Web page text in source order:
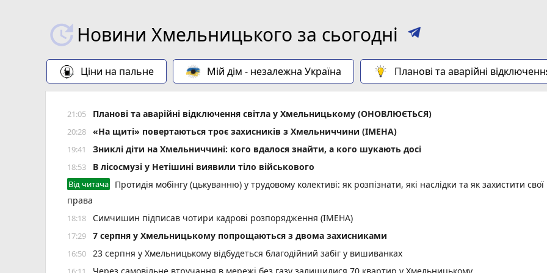
Новини Хмельницького за сьогодні
Ціни на пальне Мій дім - незалежна Україна Планові та аварійні
21:05 Планові та аварійні відключення світла у Хмельницькому (ОНОВЛЮЄТЬСЯ)
20:28 «На щиті» повертаються троє захисників з Хмельниччини (ІМЕНА)
19:41 Зниклі діти на Хмельниччині: кого вдалося знайти, а кого шукають досі
18:53 В лісосмузі у Нетішині виявили тіло військового
Від читача
Протидія мобінгу (цькуванню) у трудовому колективі: як розпізнати, які наслідки та як захистити свої
права
18:18 Симчишин підписав чотири кадрові розпорядження (ІМЕНА)
17:29 7 серпня у Хмельницькому попрощаються з двома захисниками
16:50 23 серпня у Хмельницькому відбудеться благодійний забіг у вишиванках